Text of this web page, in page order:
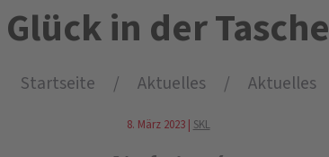
Glück in der Tasche
Startseite Aktuelles Aktuelles
8. März 2023| SKL